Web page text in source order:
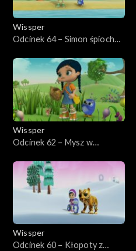
Wissper
Odcinek 64 – Simon śpioch
Wissper
Odcinek 62 – Mysz w
Wissper
Odcinek 60 – Kłopoty z